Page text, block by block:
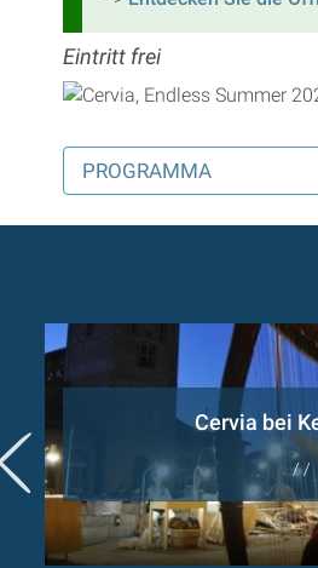
Eintritt frei
PROGRAMMA
Cervia bei
/ /